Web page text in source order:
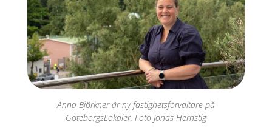
Anna Björkner är ny fastighetsförvaltare på
GöteborgsLokaler. Foto Jonas Hernstig